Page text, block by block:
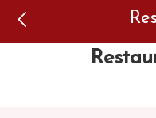
authorized to show the
ID 546ddaab-b478-4440-
the domain group in the